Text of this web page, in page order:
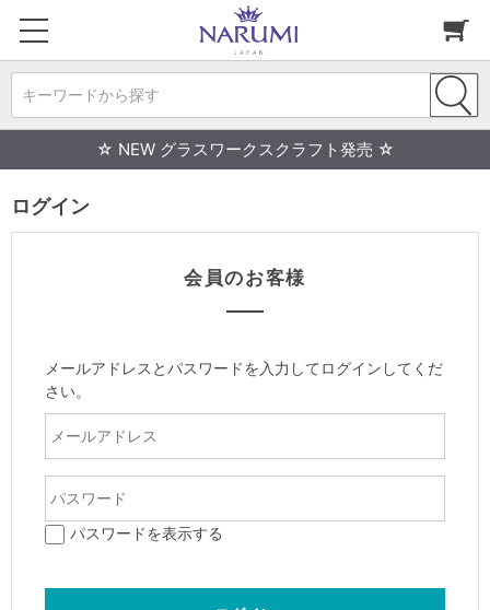
キーワードから探す
☆ NEW グラスワークスクラフト発売 ☆
ログイン
会員のお客様
メールアドレスとパスワードを入力してログインしてくだ
さい。
パスワードを表示する